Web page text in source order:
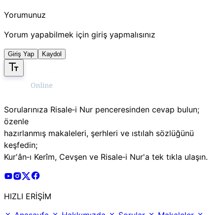
Yorumunuz
Yorum yapabilmek için giriş yapmalısınız
Giriş Yap Kaydol
Sorularınıza Risale‑i Nur penceresinden cevap bulun;
özenle
hazırlanmış makaleleri, şerhleri ve ıstılah sözlüğünü
keşfedin;
Kur'ân‑ı Kerîm, Cevşen ve Risale‑i Nur'a tek tıkla ulaşın.
Risale Online Youtube Hesabı
Risale Online Instagram Hesabı
Risale Online X Hesabı
HIZLI ERİŞİM